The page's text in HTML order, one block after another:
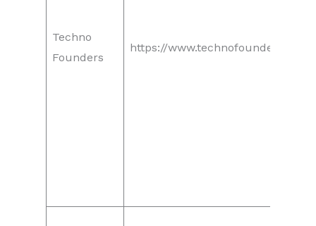
Techno
Founders
https://www.technofounders.com/